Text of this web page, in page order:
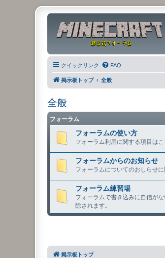
クイックリンク FAQ
掲示板トップ 全般
全般
フォーラム
フォーラムの使い方
フォーラム利用に関する項目はこ
フォーラムからのお知らせ
フォーラムについてのおしらせ
フォーラム練習場
フォーラムで書き込みに自信が
除されます。
掲示板トップ